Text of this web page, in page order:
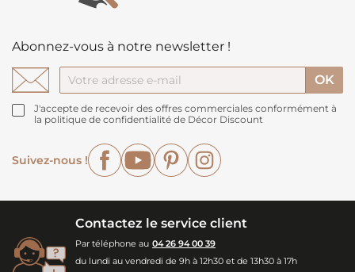
Abonnez-vous à notre newsletter !
J'accepte de recevoir des offres commerciales conformément à
la politique de confidentialité de Décor Discount
Suivez-nous !
FacebookYouTubePinterest
Contactez le service client
Par téléphone au 04 26 94 00 39
du lundi au vendredi de 9h à 12h30 et de 13h30 à 17h